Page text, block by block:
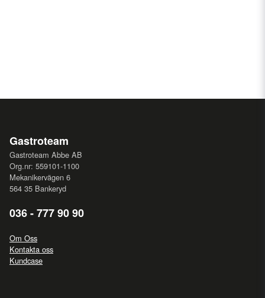
Gastroteam
Gastroteam Abbe AB
Org.nr: 559101-1100
Mekanikervägen 6
564 35 Bankeryd
036 - 777 90 90
Om Oss
Kontakta oss
Kundcase